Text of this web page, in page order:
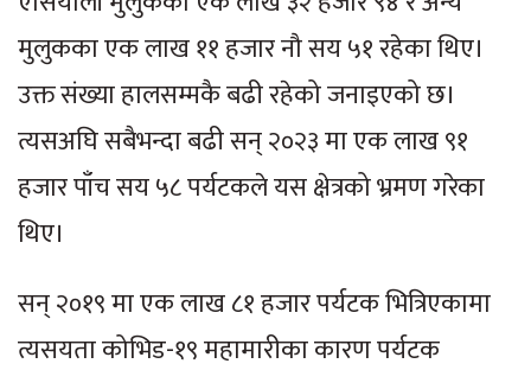
मुलुकका एक लाख ११ हजार नौ सय ५१ रहेका थिए।
उक्त संख्या हालसम्मकै बढी रहेको जनाइएको छ।
त्यसअघि सबैभन्दा बढी सन् २०२३ मा एक लाख ९१
हजार पाँच सय ५८ पर्यटकले यस क्षेत्रको भ्रमण गरेका
थिए।
सन् २०१९ मा एक लाख ८१ हजार पर्यटक भित्रिएकामा
त्यसयता कोभिड-१९ महामारीका कारण पर्यटक